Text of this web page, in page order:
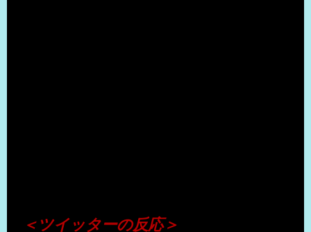
＜ツイッターの反応＞